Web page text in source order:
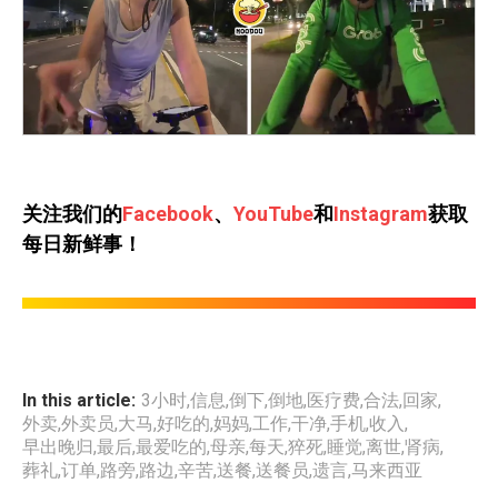
关注我们的Facebook、 YouTube和Instagram获取
每日新鲜事！
In this article: 3小时,信息,倒下,倒地,医疗费,合法,回家,
外卖,外卖员,大马,好吃的,妈妈,工作,干净,手机,收入,
早出晚归,最后,最爱吃的,母亲,每天,猝死,睡觉,离世,肾病,
葬礼,订单,路旁,路边,辛苦,送餐,送餐员,遗言,马来西亚